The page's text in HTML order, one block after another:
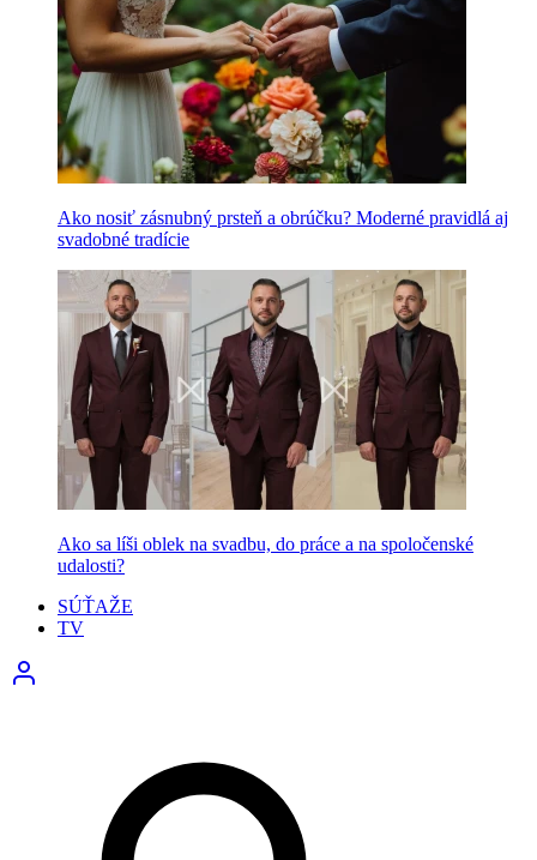
Ako nosiť zásnubný prsteň a obrúčku? Moderné pravidlá aj
svadobné tradície
Ako sa líši oblek na svadbu, do práce a na spoločenské
udalosti?
SÚŤAŽE
TV